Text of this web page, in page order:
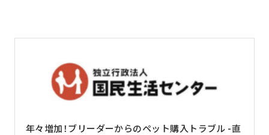
年々増加！ブリーダーからのペット購入トラブル -直